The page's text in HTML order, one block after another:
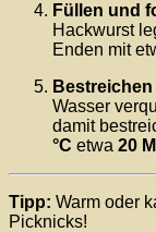
Füllen und
Hackwurst
Enden mit
Wasser
damit
°C etwa 20
Tipp: Warm oder
Picknicks!